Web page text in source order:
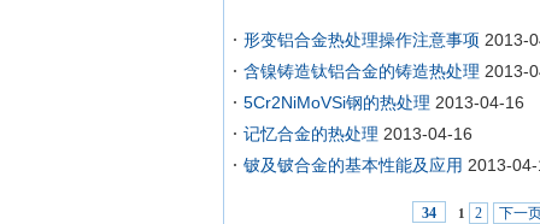
形变铝合金热处理操作注意事项 2013-
含镍铸造钛铝合金的铸造热处理 2013-
5Cr2NiMoVSi钢的热处理 2013-04-16
记忆合金的热处理 2013-04-16
铍及铍合金的基本性能及应用 2013-
34 1 2 下一